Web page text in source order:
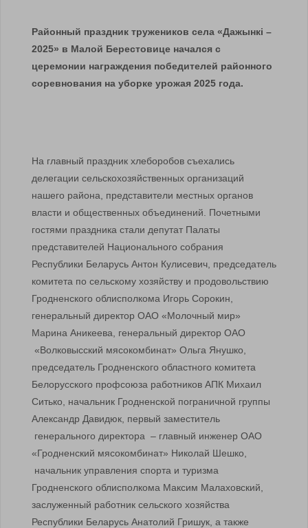
Районный праздник тружеников села «Дажынкi –
2025» в Малой Берестовице начался с
церемонии награждения победителей районного
соревнования на уборке урожая 2025 года.
На главный праздник хлеборобов съехались
делегации сельскохозяйственных организаций
нашего района, представители местных органов
власти и общественных объединений. Почетными
гостями праздника стали депутат Палаты
представителей Национального собрания
Республики Беларусь Антон Кулисевич, председатель
комитета по сельскому хозяйству и продовольствию
Гродненского облисполкома Игорь Сорокин,
генеральный директор ОАО «Молочный мир»
Марина Аникеева, генеральный директор ОАО
«Волковысский мясокомбинат» Ольга Янушко,
председатель Гродненского областного комитета
Белорусского профсоюза работников АПК Михаил
Ситько, начальник Гродненской пограничной группы
Александр Давидюк, первый заместитель
генерального директора – главный инженер ОАО
«Гродненский мясокомбинат» Николай Шешко,
начальник управления спорта и туризма
Гродненского облисполкома Максим Малаховский,
заслуженный работник сельского хозяйства
Республики Беларусь Анатолий Гришук, а также